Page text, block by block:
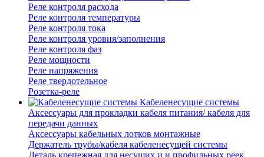
Реле контроля расхода
Реле контроля температуры
Реле контроля тока
Реле контроля уровня/заполнения
Реле контроля фаз
Реле мощности
Реле напряжения
Реле твердотельное
Розетка-реле
Кабеленесущие системы
Аксессуары для прокладки кабеля питания/ кабеля для
передачи данных
Аксессуары кабельных лотков монтажные
Держатель трубы/кабеля кабеленесущей системы
Деталь крепежная для несущих и и профильных реек